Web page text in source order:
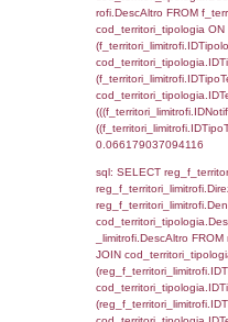
JOIN
sql: